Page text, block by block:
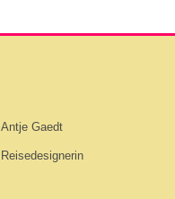
Antje Gaedt
Reisedesignerin